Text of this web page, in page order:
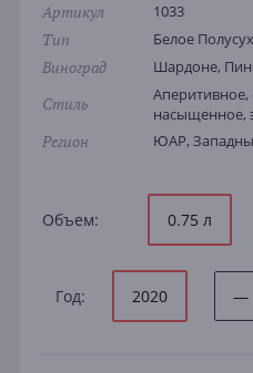
Артикул 1033
Тип Белое
Виноград Шардоне,
Стиль
Аперитивное,
насыщенное,
Регион ЮАР,
Объем: 0.75 л
Год: 2020 —